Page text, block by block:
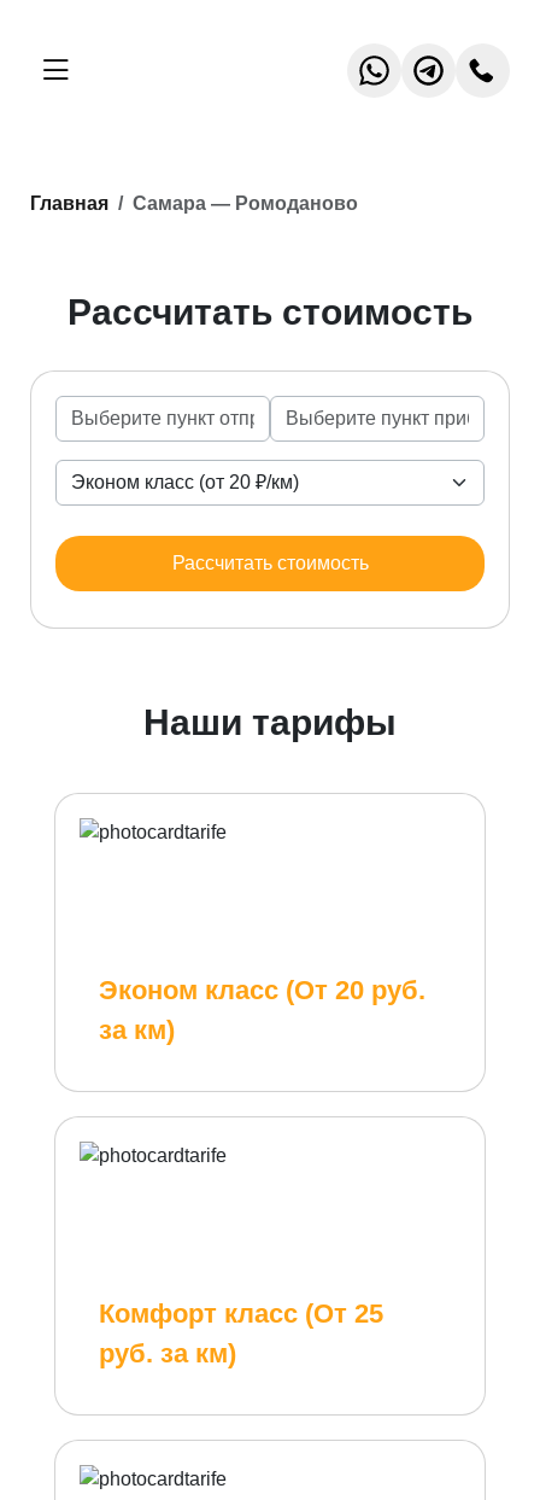
Главная Самара — Ромоданово
Рассчитать стоимость
Рассчитать стоимость
Наши тарифы
Эконом класс (От 20 руб.
за км)
Комфорт класс (От 25
руб. за км)